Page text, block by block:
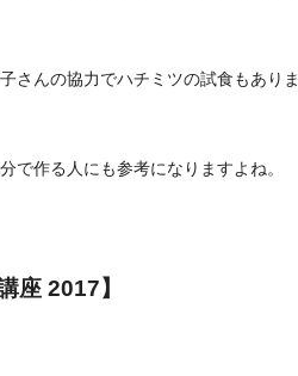
さんの協力でハチミツの試食もありま
で作る人にも参考になりますよね。
座 2017】